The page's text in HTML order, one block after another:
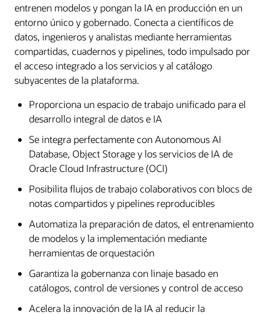
entrenen modelos y pongan la IA en producción en un
entorno único y gobernado. Conecta a científicos de
datos, ingenieros y analistas mediante herramientas
compartidas, cuadernos y pipelines, todo impulsado por
el acceso integrado a los servicios y al catálogo
subyacentes de la plataforma.
Proporciona un espacio de trabajo unificado para el
desarrollo integral de datos e IA
Se integra perfectamente con Autonomous AI
Database, Object Storage y los servicios de IA de
Oracle Cloud Infrastructure (OCI)
Posibilita flujos de trabajo colaborativos con blocs de
notas compartidos y pipelines reproducibles
Automatiza la preparación de datos, el entrenamiento
de modelos y la implementación mediante
herramientas de orquestación
Garantiza la gobernanza con linaje basado en
catálogos, control de versiones y control de acceso
Acelera la innovación de la IA al reducir la